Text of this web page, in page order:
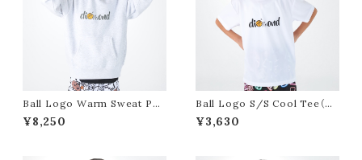
Ball Logo Warm Sweat Par
ka（Ash）
¥8,250
Ball Logo S/S Cool Tee（W
hite）
¥3,630